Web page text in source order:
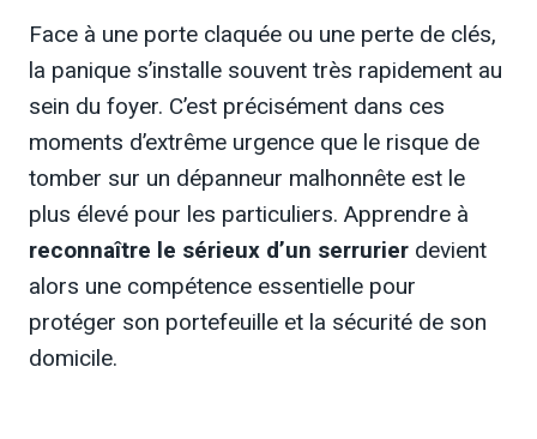
Face à une porte claquée ou une perte de clés,
la panique s’installe souvent très rapidement au
sein du foyer. C’est précisément dans ces
moments d’extrême urgence que le risque de
tomber sur un dépanneur malhonnête est le
plus élevé pour les particuliers. Apprendre à
reconnaître le sérieux d’un serrurier devient
alors une compétence essentielle pour
protéger son portefeuille et la sécurité de son
domicile.